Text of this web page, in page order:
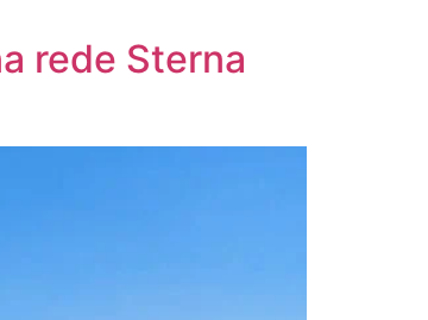
rede Sterna